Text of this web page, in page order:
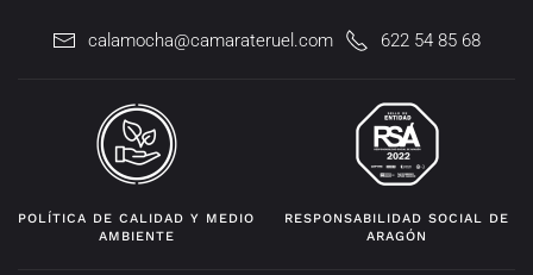
calamocha@camarateruel.com 622 54 85 68
POLÍTICA DE CALIDAD Y MEDIO
AMBIENTE
RESPONSABILIDAD SOCIAL DE
ARAGÓN